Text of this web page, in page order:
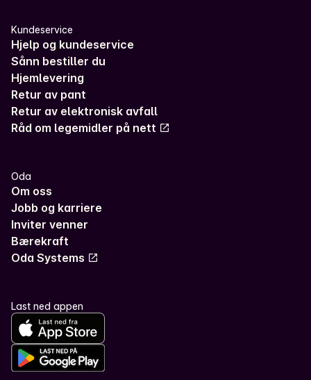
Kundeservice
Hjelp og kundeservice
Sånn bestiller du
Hjemlevering
Retur av pant
Retur av elektronisk avfall
Råd om legemidler på nett
Oda
Om oss
Jobb og karriere
Inviter venner
Bærekraft
Oda Systems
Last ned appen